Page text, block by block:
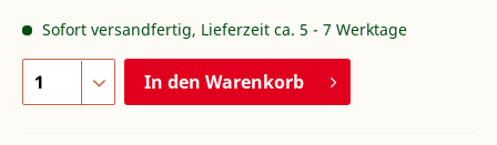
Sofort versandfertig, Lieferzeit ca. 5 - 7 Werktage
In den Warenkorb